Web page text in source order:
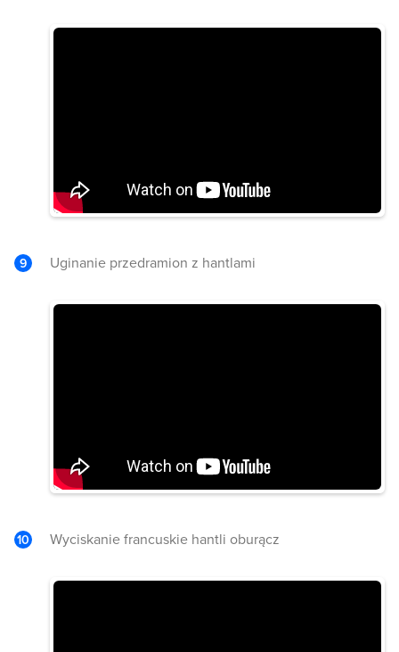
Uginanie przedramion z hantlami
Wyciskanie francuskie hantli oburącz